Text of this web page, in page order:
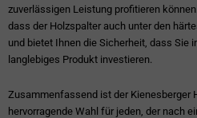
zuverlässigen Leistung profitieren
dass der Holzspalter auch unter den
und bietet Ihnen die Sicherheit, dass Sie
langlebiges Produkt investieren.
Zusammenfassend ist der Kienesberger
hervorragende Wahl für jeden, der nach